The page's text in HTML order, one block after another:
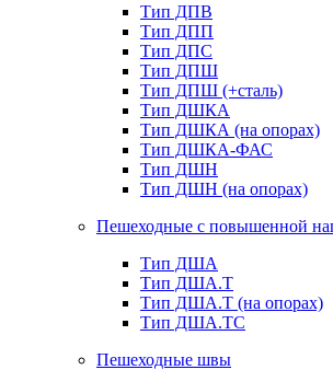
Тип ДПВ
Тип ДПП
Тип ДПС
Тип ДПШ
Тип ДПШ (+сталь)
Тип ДШКА
Тип ДШКА (на опорах)
Тип ДШКА-ФАС
Тип ДШН
Тип ДШН (на опорах)
Пешеходные с повышенной
Тип ДША
Тип ДША.Т
Тип ДША.Т (на опорах)
Тип ДША.ТС
Пешеходные швы